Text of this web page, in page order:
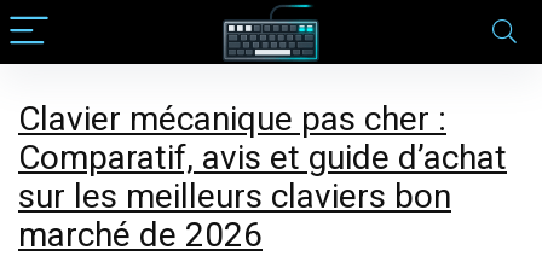
Clavier mécanique pas cher :
Comparatif, avis et guide d’achat
sur les meilleurs claviers bon
marché de 2026